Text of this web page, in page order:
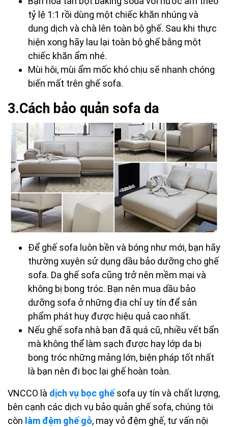
tỷ lệ 1:1 rồi dùng một chiếc khăn nhúng và
dung dịch và chà lên toàn bộ ghế. Sau khi thực
hiện xong hãy lau lại toàn bộ ghế bằng một
chiếc khăn ẩm nhé.
Mùi hôi, mùi ẩm mốc khó chịu sẽ nhanh chóng
biến mất trên ghế sofa.
3.Cách bảo quản sofa da
Để ghế sofa luôn bền và bóng như mới, bạn hãy
thường xuyên sử dụng dầu bảo dưỡng cho ghế
sofa. Da ghế sofa cũng trở nên mềm mại và
không bị bong tróc. Bạn nên mua dầu bảo
dưỡng sofa ở những địa chỉ uy tín để sản
phẩm phát huy được hiệu quả cao nhất.
Nếu ghế sofa nhà bạn đã quá cũ, nhiều vết bẩn
mà không thể làm sạch được hay lớp da bị
bong tróc những mảng lớn, biện pháp tốt nhất
là bạn nên đi bọc lại ghế hoàn toàn.
VNCCO là dịch vụ bọc ghếsofa uy tín và chất lượng,
bên cạnh các dịch vụ bảo quản ghế sofa, chúng tôi
còn làm đệm ghế gỗ, may vỏ đệm ghế, tư vấn nội